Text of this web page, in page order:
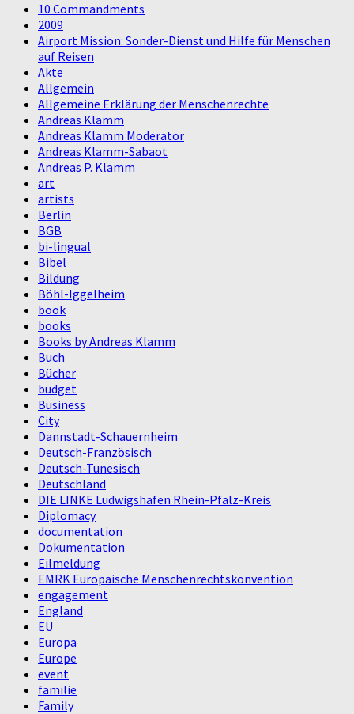
10 Commandments
2009
Airport Mission: Sonder-Dienst und Hilfe für Menschen
auf Reisen
Akte
Allgemein
Allgemeine Erklärung der Menschenrechte
Andreas Klamm
Andreas Klamm Moderator
Andreas Klamm-Sabaot
Andreas P. Klamm
art
artists
Berlin
BGB
bi-lingual
Bibel
Bildung
Böhl-Iggelheim
book
books
Books by Andreas Klamm
Buch
Bücher
budget
Business
City
Dannstadt-Schauernheim
Deutsch-Französisch
Deutsch-Tunesisch
Deutschland
DIE LINKE Ludwigshafen Rhein-Pfalz-Kreis
Diplomacy
documentation
Dokumentation
Eilmeldung
EMRK Europäische Menschenrechtskonvention
engagement
England
EU
Europa
Europe
event
familie
Family